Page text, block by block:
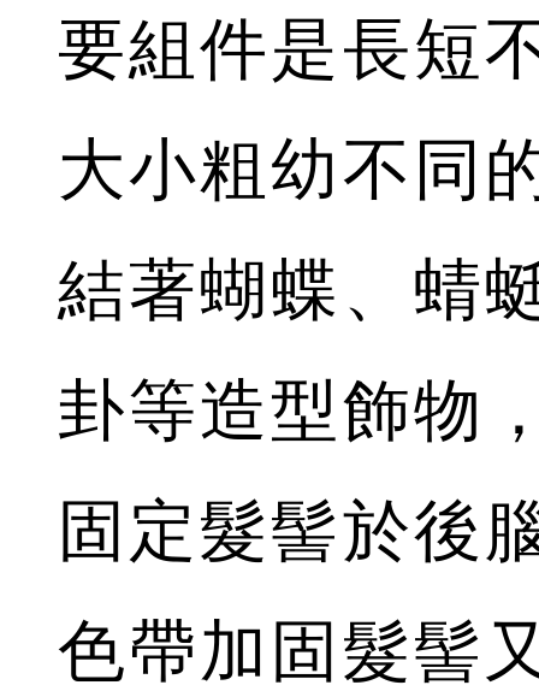
要組件是長短
大小粗幼不同
結著蝴蝶、蜻
卦等造型飾物
固定髮髻於後
色帶加固髮髻